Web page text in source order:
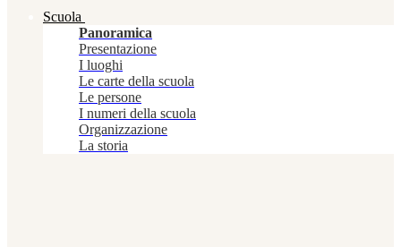
Scuola
Panoramica
Presentazione
I luoghi
Le carte della scuola
Le persone
I numeri della scuola
Organizzazione
La storia